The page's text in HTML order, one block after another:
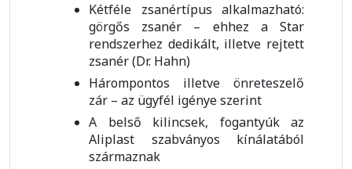
Kétféle zsanértípus alkalmazható:
görgős zsanér – ehhez a Star
rendszerhez dedikált, illetve rejtett
zsanér (Dr. Hahn)
Hárompontos illetve önreteszelő
zár – az ügyfél igénye szerint
A belső kilincsek, fogantyúk az
Aliplast szabványos kínálatából
származnak